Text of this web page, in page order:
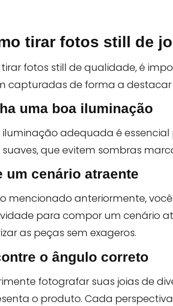
tirar fotos still de
tirar fotos still de qualidade, é
capturadas de forma a destacar
uma boa iluminação
iluminação adequada é
suaves, que evitem sombras
um cenário atraente
mencionado anteriormente,
para compor um cenário
as peças sem exageros.
o ângulo correto
fotografar suas joias de
o produto. Cada